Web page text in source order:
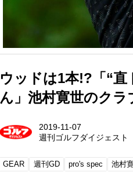
ウッドは1本!?「“
ん」池村寛世のク
2019-11-07
週刊ゴルフダイジェスト
GEAR 週刊GD pro's spec 池村